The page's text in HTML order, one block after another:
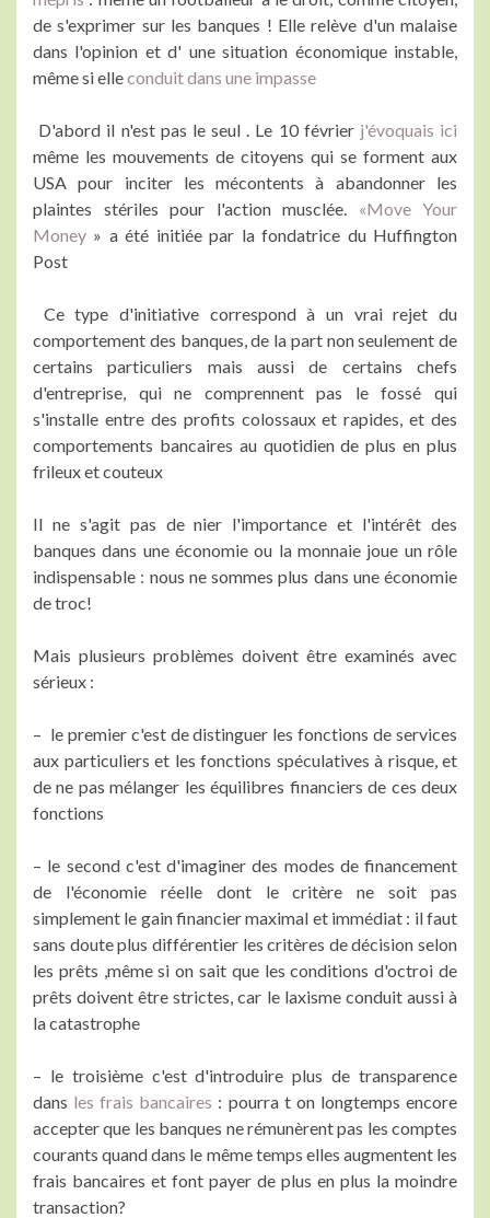
de s'exprimer sur les banques ! Elle relève d'un malaise
dans l'opinion et d' une situation économique instable,
même si elleconduit dans une impasse
D'abord il n'est pas le seul . Le 10 février j'évoquais ici
même les mouvements de citoyens qui se forment aux
USA pour inciter les mécontents à abandonner les
plaintes stériles pour l'action musclée. «Move Your
Money » a été initiée par la fondatrice du Huffington
Post
Ce type d'initiative correspond à un vrai rejet du
comportement des banques, de la part non seulement de
certains particuliers mais aussi de certains chefs
d'entreprise, qui ne comprennent pas le fossé qui
s'installe entre des profits colossaux et rapides, et des
comportements bancaires au quotidien de plus en plus
frileux et couteux
Il ne s'agit pas de nier l'importance et l'intérêt des
banques dans une économie ou la monnaie joue un rôle
indispensable : nous ne sommes plus dans une économie
de troc!
Mais plusieurs problèmes doivent être examinés avec
sérieux :
– le premier c'est de distinguer les fonctions de services
aux particuliers et les fonctions spéculatives à risque, et
de ne pas mélanger les équilibres financiers de ces deux
fonctions
– le second c'est d'imaginer des modes de financement
de l'économie réelle dont le critère ne soit pas
simplement le gain financier maximal et immédiat : il faut
sans doute plus différentier les critères de décision selon
les prêts ,même si on sait que les conditions d'octroi de
prêts doivent être strictes, car le laxisme conduit aussi à
la catastrophe
– le troisième c'est d'introduire plus de transparence
dans les frais bancaires : pourra t on longtemps encore
accepter que les banques ne rémunèrent pas les comptes
courants quand dans le même temps elles augmentent les
frais bancaires et font payer de plus en plus la moindre
transaction?